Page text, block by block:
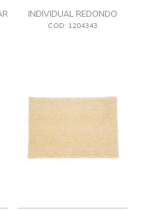
INDIVIDUAL REDONDO
TEJIDO
COD: 1204343